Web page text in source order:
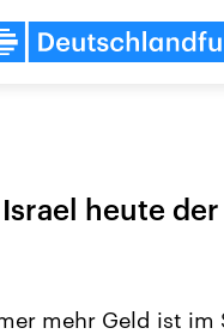
heute
mehr Geld ist im